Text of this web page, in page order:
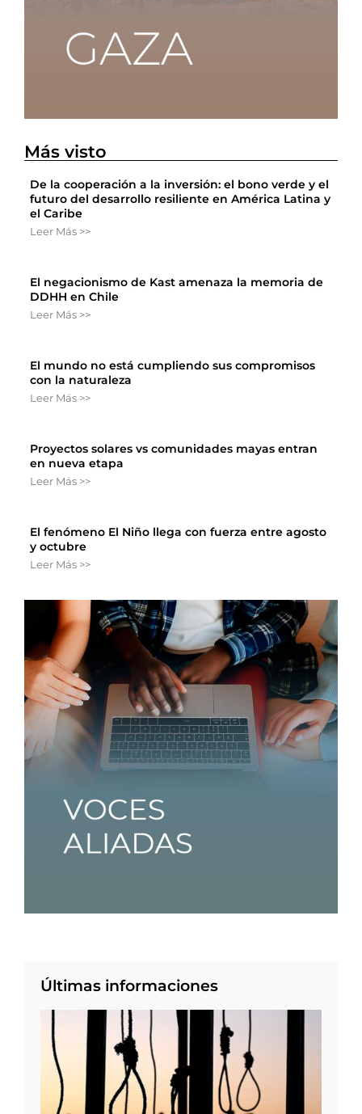
Más visto
De la cooperación a la inversión: el bono verde y el
futuro del desarrollo resiliente en América Latina y
el Caribe
Leer Más >>
El negacionismo de Kast amenaza la memoria de
DDHH en Chile
Leer Más >>
El mundo no está cumpliendo sus compromisos
con la naturaleza
Leer Más >>
Proyectos solares vs comunidades mayas entran
en nueva etapa
Leer Más >>
El fenómeno El Niño llega con fuerza entre agosto
y octubre
Leer Más >>
Últimas informaciones